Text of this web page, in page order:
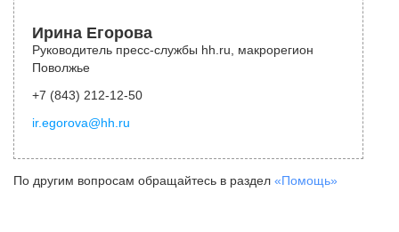
Ирина Егорова
Руководитель пресс-службы hh.ru, макрорегион
Поволжье
+7 (843) 212-12-50
ir.egorova@hh.ru
По другим вопросам обращайтесь в раздел «Помощь»